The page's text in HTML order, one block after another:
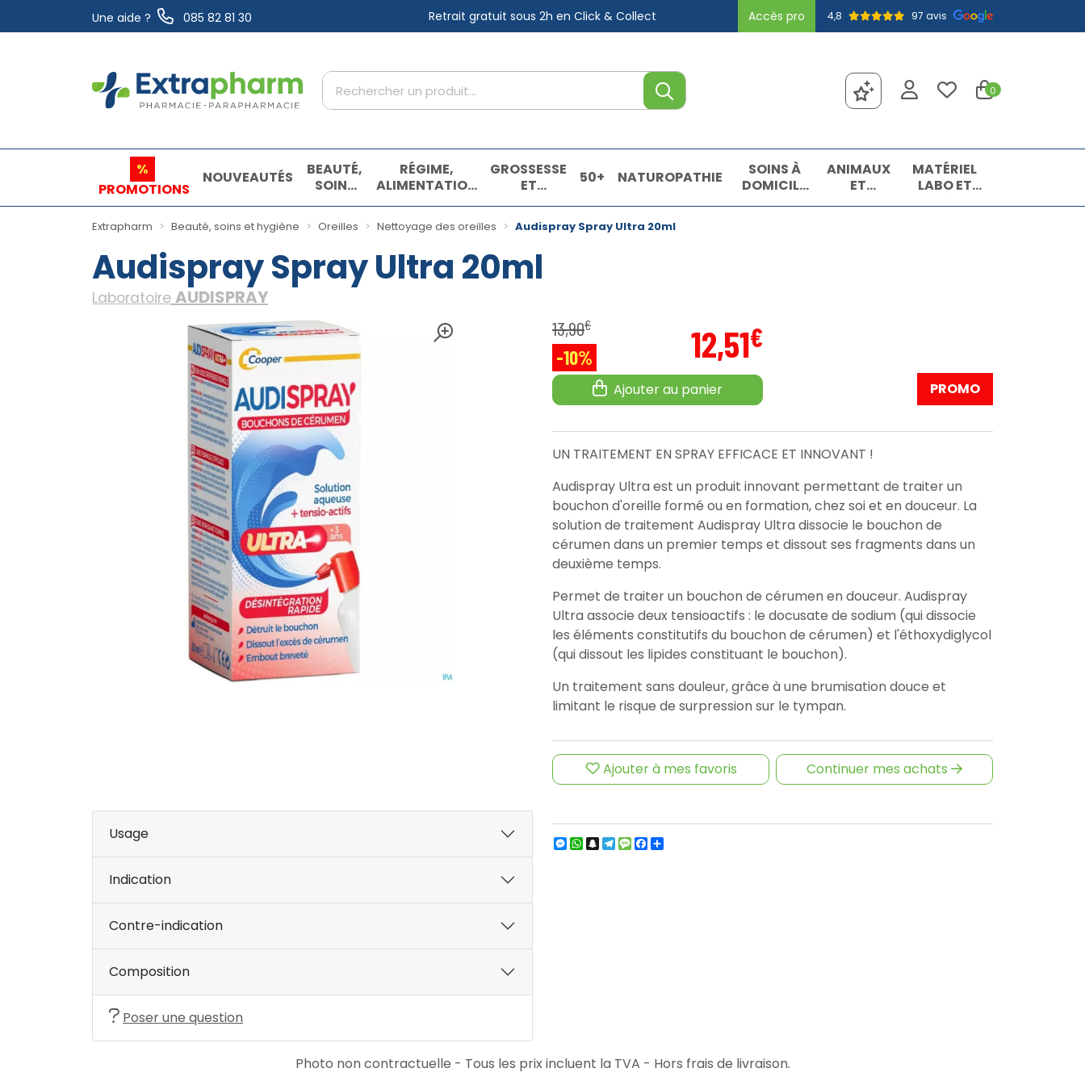
Une aide ? 085 82 81 30 Retrait gratuit sous 2h en Click & Collect Accès pro 4,8 97 avis
Extrapharm Votre pharmacie en ligne à votre service 0
%
PROMOTIONS
NOUVEAUTÉS
BEAUTÉ,
SOINS
ET
RÉGIME,
ALIMENTATION
& VITAMINES
GROSSESSE
ET
ENFANTS
50+ NATUROPATHIE
SOINS À
DOMICILE
ET
ANIMAUX
ET
INSECTES
MATÉRIEL
LABO ET
MATIÈRES
Extrapharm Beauté, soins et hygiène Oreilles Nettoyage des oreilles Audispray Spray Ultra 20ml
Audispray Spray Ultra 20ml
Laboratoire AUDISPRAY
13,90€
-10% 12,51€
Ajouter au panier PROMO
UN TRAITEMENT EN SPRAY EFFICACE ET INNOVANT !
Audispray Ultra est un produit innovant permettant de traiter un
bouchon d'oreille formé ou en formation, chez soi et en douceur. La
solution de traitement Audispray Ultra dissocie le bouchon de
cérumen dans un premier temps et dissout ses fragments dans un
deuxième temps.
Permet de traiter un bouchon de cérumen en douceur. Audispray
Ultra associe deux tensioactifs : le docusate de sodium (qui dissocie
les éléments constitutifs du bouchon de cérumen) et l'éthoxydiglycol
(qui dissout les lipides constituant le bouchon).
Un traitement sans douleur, grâce à une brumisation douce et
limitant le risque de surpression sur le tympan.
Ajouter à mes favoris Continuer mes achats
Usage
Indication
Contre-indication
Composition
Poser une question
Messenger
WhatsApp
Snapchat
Telegram
Message
Facebook
Photo non contractuelle - Tous les prix incluent la TVA - Hors frais de livraison.